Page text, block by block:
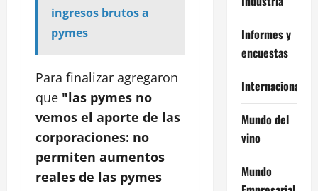
ingresos brutos a
pymes
Para finalizar agregaron
que "las pymes no
vemos el aporte de las
corporaciones: no
permiten aumentos
reales de las pymes
Informes y
encuestas
Internacional
Mundo del
vino
Mundo